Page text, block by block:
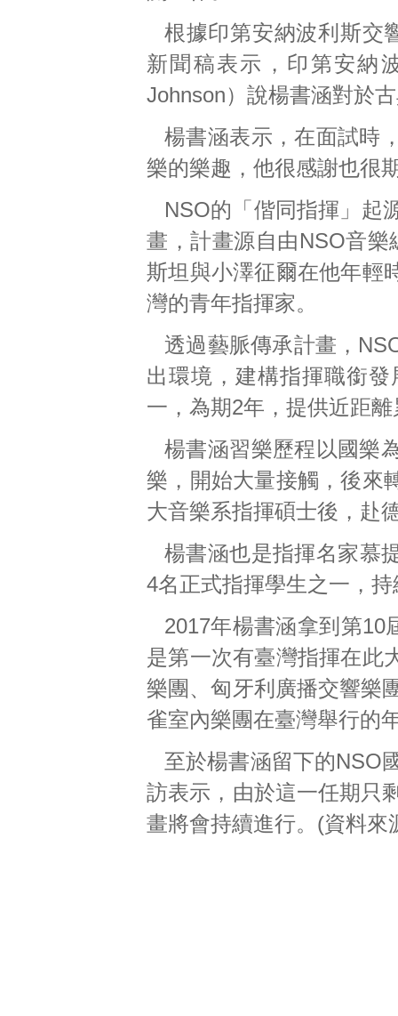
根據印第安納波利斯交
新聞稿表示，印第安納
Johnson）說楊書涵對於
楊書涵表示，在面試時
樂的樂趣，他很感謝也很
NSO的「偕同指揮」起
畫，計畫源自由NSO音樂
斯坦與小澤征爾在他年輕
灣的青年指揮家。
透過藝脈傳承計畫，
出環境，建構指揮職銜
一，為期2年，提供近距
楊書涵習樂歷程以國樂
樂，開始大量接觸，後來
大音樂系指揮碩士後，赴
楊書涵也是指揮名家慕
4名正式指揮學生之一，
2017年楊書涵拿到第10
是第一次有臺灣指揮在此
樂團、匈牙利廣播交響樂
雀室內樂團在臺灣舉行的
至於楊書涵留下的NSO
訪表示，由於這一任期只
畫將會持續進行。(資料